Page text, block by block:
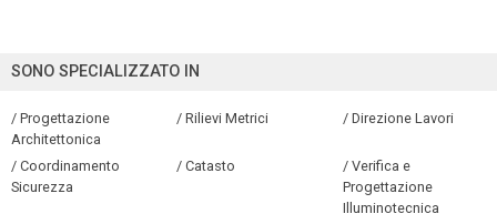
SONO SPECIALIZZATO IN
/ Progettazione
Architettonica
/ Rilievi Metrici / Direzione Lavori
/ Coordinamento
Sicurezza
/ Catasto
/ Verifica e
Progettazione
Illuminotecnica